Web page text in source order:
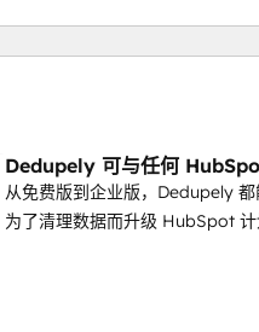
Dedupely 可与任何
从免费版到企业版，Dedupely
为了清理数据而升级 HubSpot 计